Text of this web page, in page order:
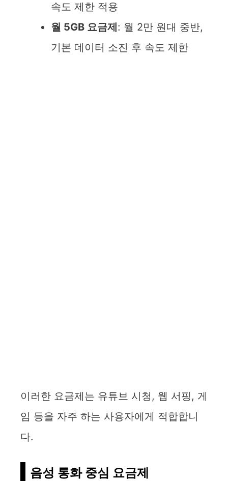
속도 제한 적용
월 5GB 요금제: 월 2만 원대 중반,
기본 데이터 소진 후 속도 제한
이러한 요금제는 유튜브 시청, 웹 서핑, 게
임 등을 자주 하는 사용자에게 적합합니
다.
음성 통화 중심 요금제